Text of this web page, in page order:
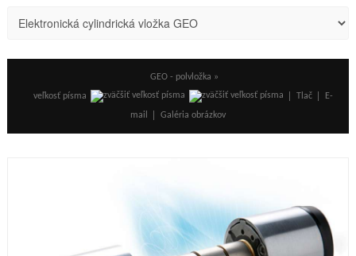
GEO - polvložka »
veľkosť písma
Tlač
E-
mail
Galéria obrázkov